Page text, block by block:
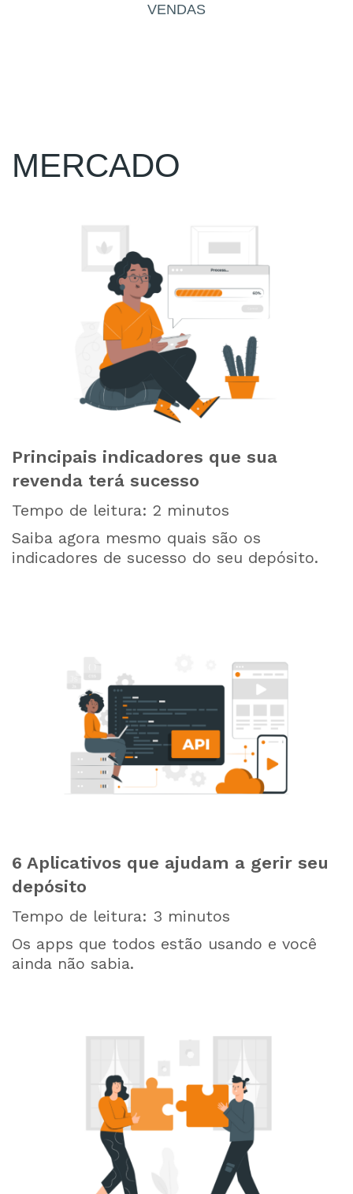
VENDAS
MERCADO
Principais indicadores que sua
revenda terá sucesso
Tempo de leitura: 2 minutos
Saiba agora mesmo quais são os
indicadores de sucesso do seu depósito.
6 Aplicativos que ajudam a gerir seu
depósito
Tempo de leitura: 3 minutos
Os apps que todos estão usando e você
ainda não sabia.